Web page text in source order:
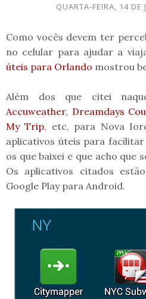
QUARTA-FEIRA, 14 DE
Como vocês devem ter
no celular para ajudar a
úteis para Orlando mostrou
Além dos que citei
Accuweather, Dreamdays
My Trip, etc, para Nova
aplicativos úteis para
os que baixei e que acho que
Os aplicativos citados
Google Play para Android.